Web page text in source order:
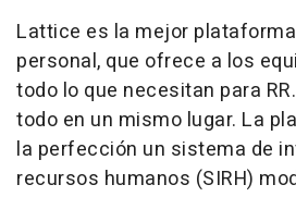
Lattice es la mejor
personal, que ofrece a los
todo lo que necesitan para
todo en un mismo lugar. La
la perfección un sistema de
recursos humanos (SIRH)